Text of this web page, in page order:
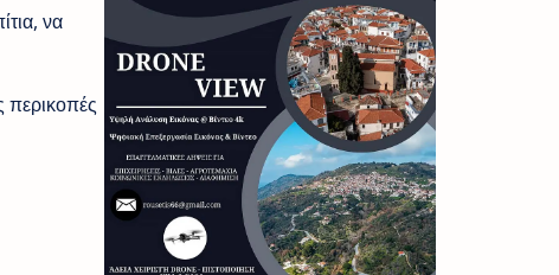
να
περικοπές